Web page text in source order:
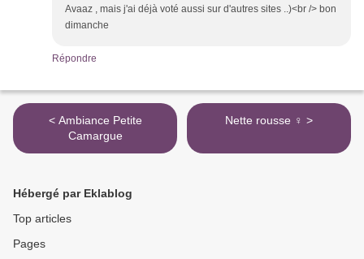
Avaaz , mais j'ai déjà voté aussi sur d'autres sites ..)<br /> bon
dimanche
Répondre
< Ambiance Petite
Camargue
Nette rousse ♀ >
Hébergé par Eklablog
Top articles
Pages